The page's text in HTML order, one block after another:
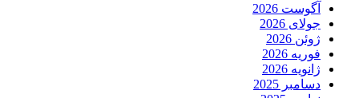
آگوست 2026
جولای 2026
ژوئن 2026
فوریه 2026
ژانویه 2026
دسامبر 2025